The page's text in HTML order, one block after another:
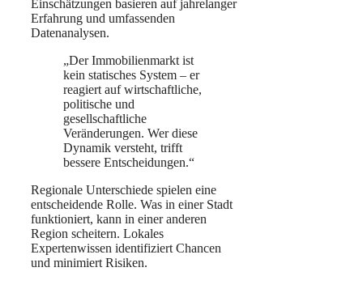
Einschätzungen basieren auf jahrelanger
Erfahrung und umfassenden
Datenanalysen.
„Der Immobilienmarkt ist
kein statisches System – er
reagiert auf wirtschaftliche,
politische und
gesellschaftliche
Veränderungen. Wer diese
Dynamik versteht, trifft
bessere Entscheidungen.“
Regionale Unterschiede spielen eine
entscheidende Rolle. Was in einer Stadt
funktioniert, kann in einer anderen
Region scheitern. Lokales
Expertenwissen identifiziert Chancen
und minimiert Risiken.